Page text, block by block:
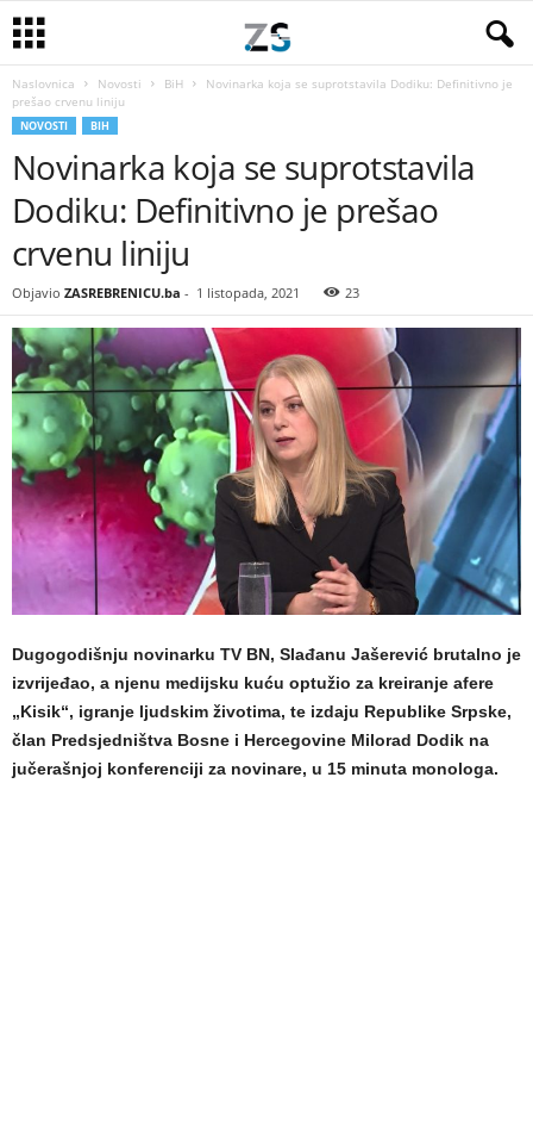
Naslovnica Novosti BiH
Novinarka koja se suprotstavila Dodiku: Definitivno je
prešao crvenu liniju
NOVOSTI BIH
Novinarka koja se suprotstavila
Dodiku: Definitivno je prešao
crvenu liniju
Objavio ZASREBRENICU.ba - 1 listopada, 2021 23
Dugogodišnju novinarku TV BN, Slađanu Jašerević brutalno je
izvrijeđao, a njenu medijsku kuću optužio za kreiranje afere
„Kisik“, igranje ljudskim životima, te izdaju Republike Srpske,
član Predsjedništva Bosne i Hercegovine Milorad Dodik na
jučerašnjoj konferenciji za novinare, u 15 minuta monologa.